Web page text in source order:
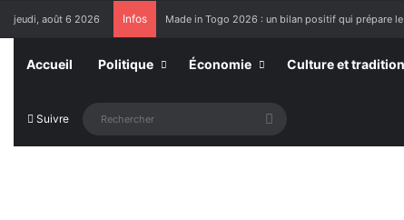
jeudi, août 6 2026 Infos Made in Togo 2026 : un bilan positif qui prépare
Accueil Politique Économie Culture et tradition
Suivre Rechercher